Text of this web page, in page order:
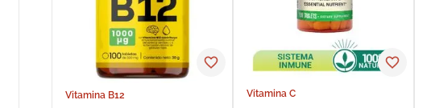
Vitamina B12 Vitamina C